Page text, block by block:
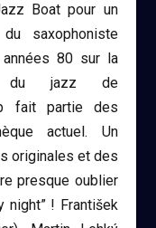
Boat pour un
saxophoniste
80 sur la
du jazz de
fait partie des
actuel. Un
originales et des
presque oublier
night” ! František